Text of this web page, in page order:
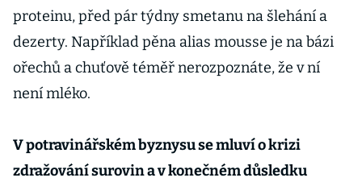
proteinu, před pár týdny smetanu na šlehání a
dezerty. Například pěna alias mousse je na bázi
ořechů a chuťově téměř nerozpoznáte, že v ní
není mléko.
V potravinářském byznysu se mluví o krizi
zdražování surovin a v konečném důsledku